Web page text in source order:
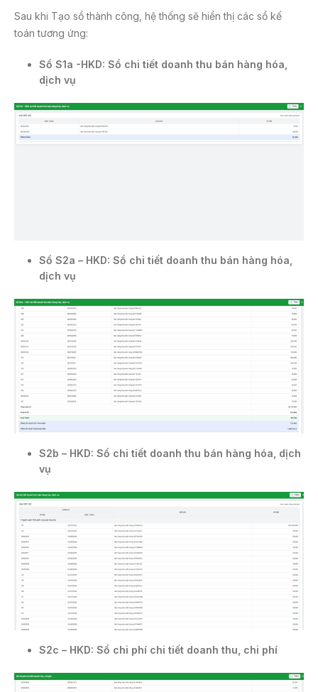
Sau khi Tạo sổ thành công, hệ thống sẽ hiển thị các sổ kế
toán tương ứng:
Sổ S1a -HKD: Sổ chi tiết doanh thu bán hàng hóa,
dịch vụ
Sổ S2a – HKD: Sổ chi tiết doanh thu bán hàng hóa,
dịch vụ
S2b – HKD: Sổ chi tiết doanh thu bán hàng hóa, dịch
vụ
S2c – HKD: Sổ chi phí chi tiết doanh thu, chi phí